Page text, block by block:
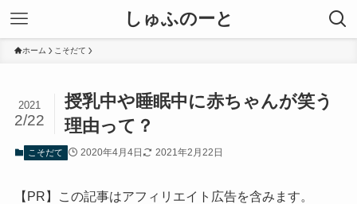
しゅふのーと
ホーム こそだて
授乳中や睡眠中に赤ちゃんが笑う
理由って？
2021
2/22
こそだて 2020年4月4日 2021年2月22日
【PR】この記事はアフィリエイト広告を含みます。